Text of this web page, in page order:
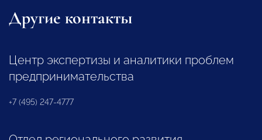
Другие контакты
Центр экспертизы и аналитики проблем
предпринимательства
+7 (495) 247-4777